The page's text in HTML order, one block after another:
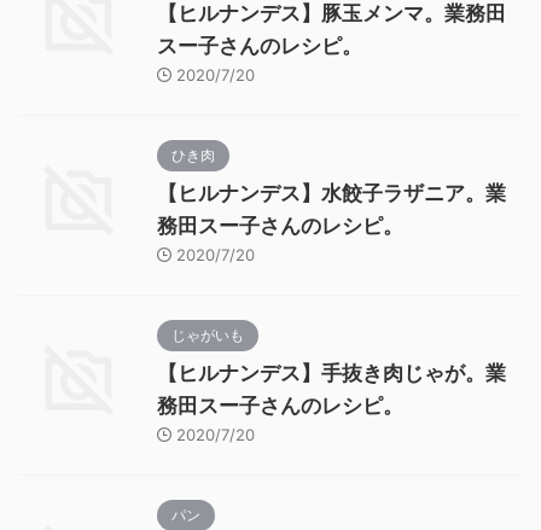
【ヒルナンデス】豚玉メンマ。業務田
スー子さんのレシピ。
2020/7/20
ひき肉
【ヒルナンデス】水餃子ラザニア。業
務田スー子さんのレシピ。
2020/7/20
じゃがいも
【ヒルナンデス】手抜き肉じゃが。業
務田スー子さんのレシピ。
2020/7/20
パン